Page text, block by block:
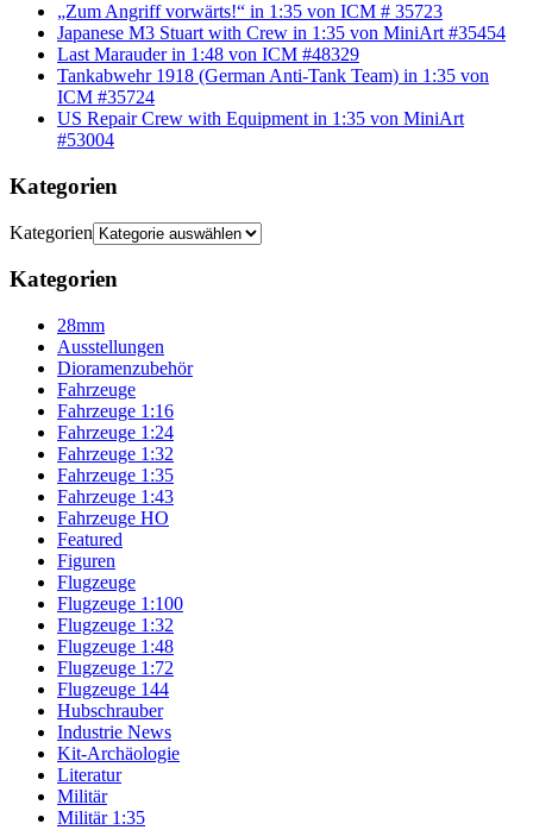
„Zum Angriff vorwärts!“ in 1:35 von ICM # 35723
Japanese M3 Stuart with Crew in 1:35 von MiniArt #35454
Last Marauder in 1:48 von ICM #48329
Tankabwehr 1918 (German Anti-Tank Team) in 1:35 von
ICM #35724
US Repair Crew with Equipment in 1:35 von MiniArt
#53004
Kategorien
Kategorien
Kategorien
28mm
Ausstellungen
Dioramenzubehör
Fahrzeuge
Fahrzeuge 1:16
Fahrzeuge 1:24
Fahrzeuge 1:32
Fahrzeuge 1:35
Fahrzeuge 1:43
Fahrzeuge HO
Featured
Figuren
Flugzeuge
Flugzeuge 1:100
Flugzeuge 1:32
Flugzeuge 1:48
Flugzeuge 1:72
Flugzeuge 144
Hubschrauber
Industrie News
Kit-Archäologie
Literatur
Militär
Militär 1:35